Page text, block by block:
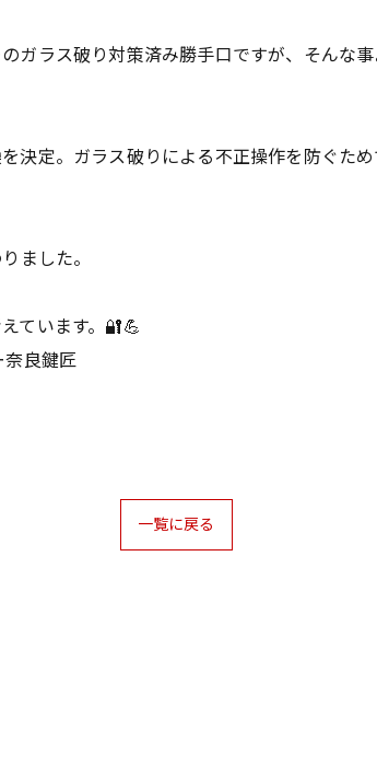
ガラス破り対策済み勝手口ですが、そんな
決定。ガラス破りによる不正操作を防ぐた
ました。
ています。🔐💪
良鍵匠
一覧に戻る